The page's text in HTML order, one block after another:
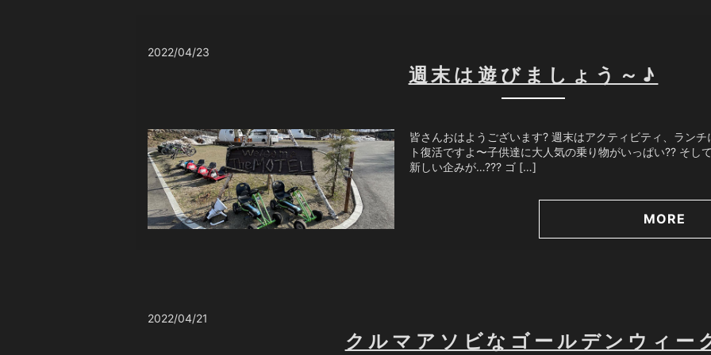
2022/04/23
週末は遊びましょう～♪
皆さんおはようございます? 週末はアクティビティ、ラン
ト復活ですよ〜子供達に大人気の乗り物がいっぱい?? そ
新しい企みが…??? ゴ […]
MORE
2022/04/21
クルマアソビなゴールデンウィー